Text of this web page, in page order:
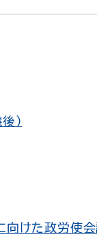
）
た政労使会議